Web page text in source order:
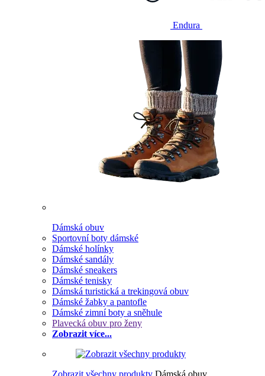
Endura
Dámská obuv
Sportovní boty dámské
Dámské holínky
Dámské sandály
Dámské sneakers
Dámské tenisky
Dámská turistická a trekingová obuv
Dámské žabky a pantofle
Dámské zimní boty a sněhule
Plavecká obuv pro ženy
Zobrazit více...
Zobrazit všechny produkty Dámská obuv